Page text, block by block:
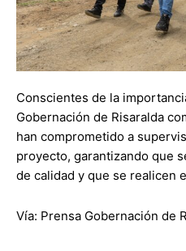
Conscientes de la
Gobernación de Risaralda
han comprometido a
proyecto, garantizando que
de calidad y que se realicen
Vía: Prensa Gobernación de